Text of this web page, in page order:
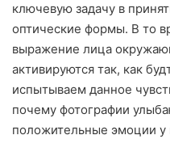
ключевую задачу в
оптические формы. В то
выражение лица
активируются так, как
испытываем данное
почему фотографии
положительные эмоции у